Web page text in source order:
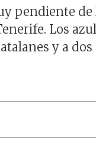
pendiente
Los
y a